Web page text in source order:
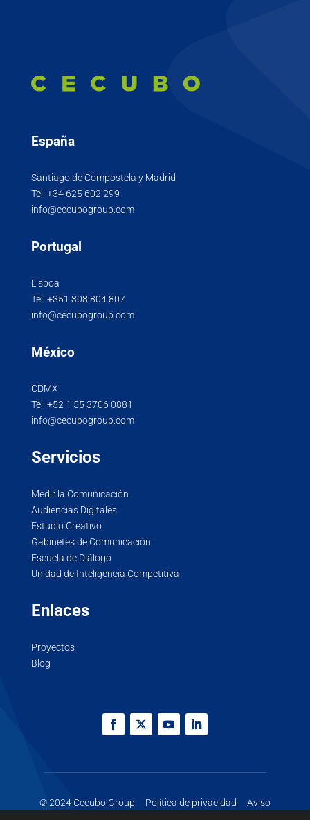
España
Santiago de Compostela y Madrid
Tel: +34 625 602 299
info@cecubogroup.com
Portugal
Lisboa
Tel: +351 308 804 807
info@cecubogroup.com
México
CDMX
Tel: +52 1 55 3706 0881
info@cecubogroup.com
Servicios
Medir la Comunicación
Audiencias Digitales
Estudio Creativo
Gabinetes de Comunicación
Escuela de Diálogo
Unidad de Inteligencia Competitiva
Enlaces
Proyectos
Blog
© 2024 Cecubo Group Política de privacidad
Aviso